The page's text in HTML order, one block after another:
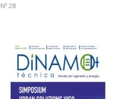
Nº 28